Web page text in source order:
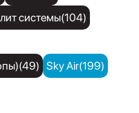
системы(104)
Sky Air(199)